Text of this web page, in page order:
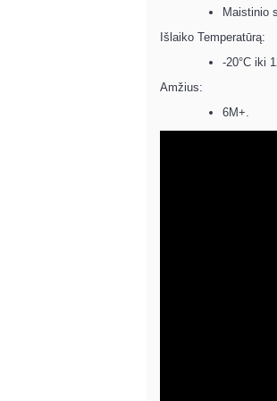
Maistinio
Išlaiko Temperatūrą:
-20°C iki
Amžius:
6M+.